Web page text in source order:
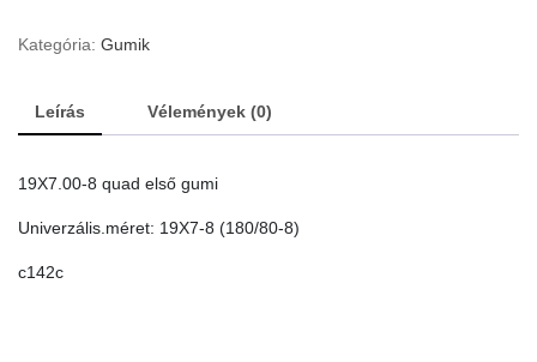
első
Kategória: Gumik
Leírás Vélemények (0)
19X7.00-8 quad első gumi
Univerzális.méret: 19X7-8 (180/80-8)
c142c